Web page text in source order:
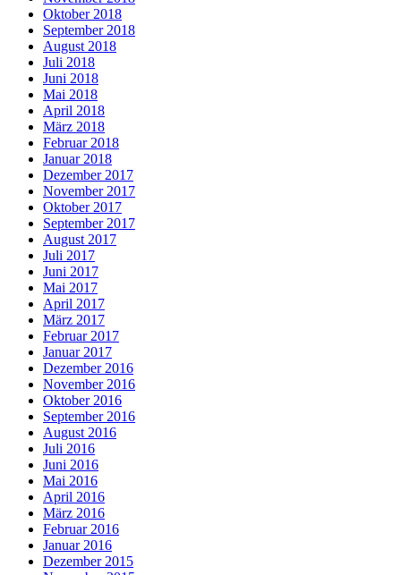
Oktober 2018
September 2018
August 2018
Juli 2018
Juni 2018
Mai 2018
April 2018
März 2018
Februar 2018
Januar 2018
Dezember 2017
November 2017
Oktober 2017
September 2017
August 2017
Juli 2017
Juni 2017
Mai 2017
April 2017
März 2017
Februar 2017
Januar 2017
Dezember 2016
November 2016
Oktober 2016
September 2016
August 2016
Juli 2016
Juni 2016
Mai 2016
April 2016
März 2016
Februar 2016
Januar 2016
Dezember 2015